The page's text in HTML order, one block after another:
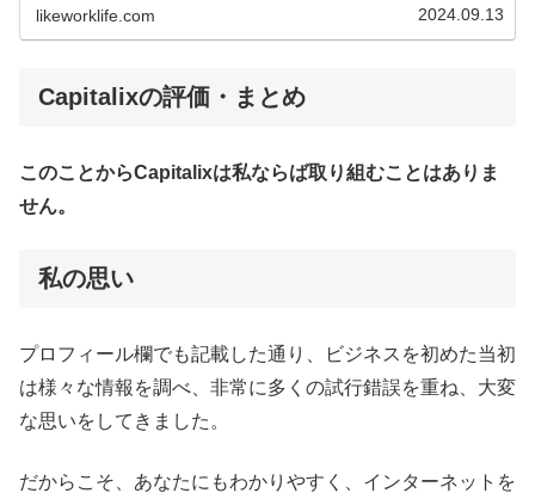
likeworklife.com 2024.09.13
Capitalixの評価・まとめ
このことからCapitalixは私ならば取り組むことはありま
せん。
私の思い
プロフィール欄でも記載した通り、ビジネスを初めた当初
は様々な情報を調べ、非常に多くの試行錯誤を重ね、大変
な思いをしてきました。
だからこそ、あなたにもわかりやすく、インターネットを